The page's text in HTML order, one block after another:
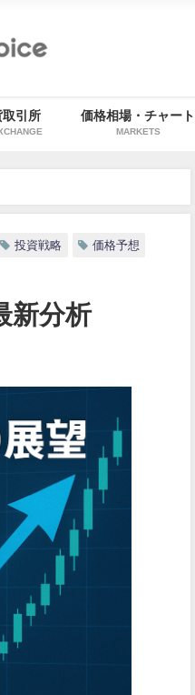
引所 価格相場・チャート
MARKETS
投資戦略 価格予想
新分析